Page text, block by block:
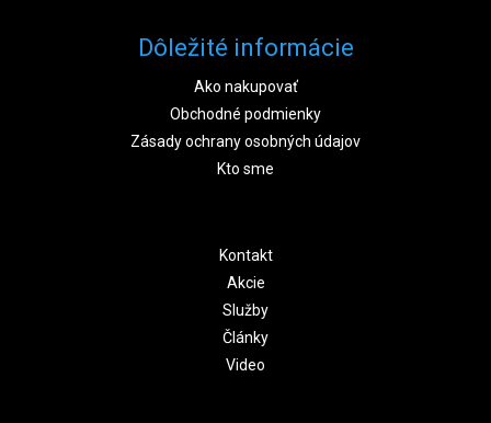
Dôležité informácie
Ako nakupovať
Obchodné podmienky
Zásady ochrany osobných údajov
Kto sme
Kontakt
Akcie
Služby
Články
Video